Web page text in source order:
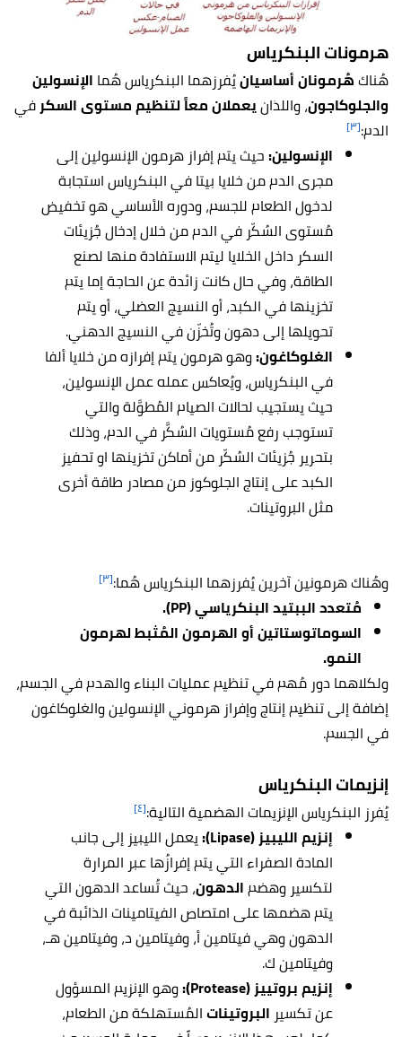
هرمونات البنكرياس
هُناكهُرمونان أساسيانيُفرزهما البنكرياس هُما الإنسولين
والجلوكاجون، واللذانيعملان معاً لتنظيم مستوى السكرفي
الدم:[٣]
الإنسولين:حيث يتم إفراز هرمون الإنسولين إلى
مجرى الدم من خلايا بيتا في البنكرياس استجابة
لدخول الطعام للجسم، ودوره الأساسي هو تخفيض
مُستوى السُكّر في الدم من خلال إدخال جُزيئات
السكر داخل الخلايا ليتم الاستفادة منها لصنع
الطاقة، وفي حال كانت زائدة عن الحاجة إما يتم
تخزينها في الكبد، أو النسيج العضلي، أو يتم
تحويلها إلى دهون وتُخزّن في النسيج الدهني.
الغلوكاغون:وهو هرمون يتم إفرازه من خلايا ألفا
في البنكرياس، ويُعاكس عمله عمل الإنسولين،
حيث يستجيب لحالات الصيام المُطوَّلة والتي
تستوجب رفع مُستويات السُكَّر في الدم، وذلك
بتحرير جُزيئات السُكّر من أماكن تخزينها او تحفيز
الكبد على إنتاج الجلوكوز من مصادر طاقة أخرى
مثل البروتينات.
وهُناك هرمونين آخرين يُفرزهما البنكرياس هُما:[٣]
مُتعدد الببتيد البنكرياسي (PP).
السوماتوستاتين أو الهرمون المُثبط لهرمون
النمو.
ولكلاهما دور مُهم في تنظيم عمليات البناء والهدم في الجسم،
إضافة إلى تنظيم إنتاج وإفراز هرموني الإنسولين والغلوكاغون
في الجسم.
إنزيمات البنكرياس
يُفرز البنكرياس الإنزيمات الهضمية التالية:[٤]
إنزيم الليبيز (Lipase):
يعمل الليبيز إلى جانب
المادة الصفراء التي يتم إفرازُها عبر المرارة
لتكسير وهضمالدهون، حيث تُساعد الدهون التي
يتم هضمها على امتصاص الفيتامينات الذائبة في
الدهون وهي فيتامين أ، وفيتامين د، وفيتامين هـ،
وفيتامين ك.
إنزيم بروتييز (Protease):
وهو الإنزيم المسؤول
عن تكسير البروتينات المُستهلكة من الطعام،